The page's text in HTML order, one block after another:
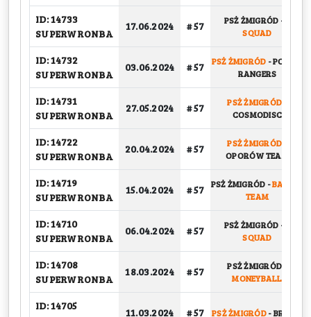
ID: 14733
SUPERWRONBA
17.06.2024 # 57 PSŻ ŻMIGRÓD -
SQUAD
ID: 14732
SUPERWRONBA
03.06.2024 # 57 PSŻ ŻMIGRÓD -POWER
RANGERS
ID: 14731
SUPERWRONBA
27.05.2024 # 57 PSŻ ŻMIGRÓD
COSMODISC
ID: 14722
SUPERWRONBA
20.04.2024 # 57 PSŻ ŻMIGRÓD
OPORÓW TEAM
ID: 14719
SUPERWRONBA
15.04.2024 # 57 PSŻ ŻMIGRÓD -BASKET
TEAM
ID: 14710
SUPERWRONBA
06.04.2024 # 57 PSŻ ŻMIGRÓD -
SQUAD
ID: 14708
SUPERWRONBA
18.03.2024 # 57 PSŻ ŻMIGRÓD
MONEYBALL
ID: 14705
11.03.2024 # 57 PSŻ ŻMIGRÓD-BRICKS